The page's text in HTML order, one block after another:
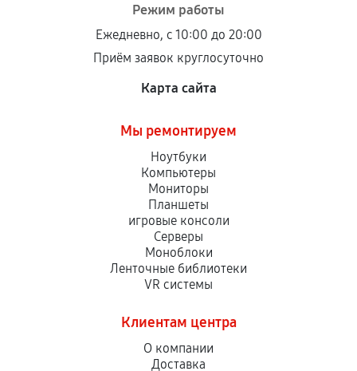
Режим работы
Ежедневно, с 10:00 до 20:00
Приём заявок круглосуточно
Карта сайта
Мы ремонтируем
Ноутбуки
Компьютеры
Мониторы
Планшеты
игровые консоли
Серверы
Моноблоки
Ленточные библиотеки
VR системы
Клиентам центра
О компании
Доставка